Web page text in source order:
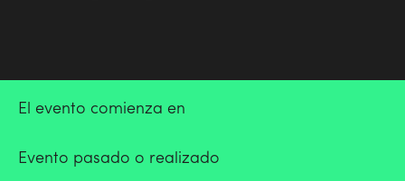
El evento comienza en
Evento pasado o realizado